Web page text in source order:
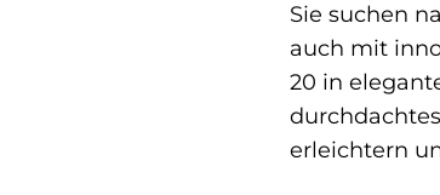
Sie suchen
auch mit
20 in
erleichtern